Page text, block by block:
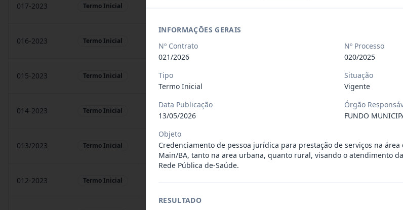
017-2023 Termo Inicial
016-2023 Termo Inicial
015-2023 Termo Inicial prestação de sarvigos de saúde, de forma complementar junto...
014-2023 Termo Inicial Locação de sonorização de pequeno porte e artista musical de...
013/2023 Termo Inicial Constitui o objeto do presente contrato a contratação de emp...
012-2023 Termo Inicial
INFORMAÇÕES GERAIS
Nº Contrato
021/2026
Nº Processo
020/2025
Tipo
Termo Inicial
Situação
Vigente
Data Publicação
13/05/2026
Órgão
FUNDO
Objeto
Credenciamento de pessoa jurídica para prestação de serviços na
Main/BA, tanto na area urbana, quanto rural, visando o atendimento
Rede Pública de-Saúde.
RESULTADO